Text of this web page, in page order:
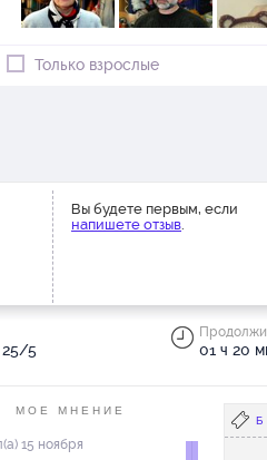
Только взрослые
Вы будете первым, если
напишете отзыв.
25/5 01 ч 20
МОЕ МНЕНИЕ
15 ноября